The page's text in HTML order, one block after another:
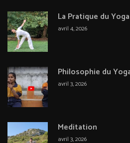
La Pratique du Yoga
avril 4, 2026
Philosophie du
avril 3, 2026
Meditation
avril 3, 2026